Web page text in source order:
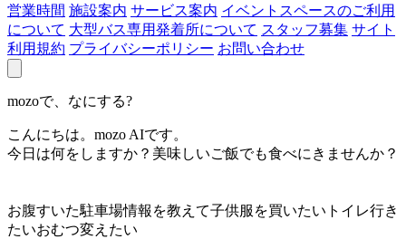
営業時間 施設案内 サービス案内 イベントスペースのご利用
について 大型バス専用発着所について スタッフ募集 サイト
利用規約 プライバシーポリシー お問い合わせ
mozoで、なにする?
こんにちは。mozo AIです。
今日は何をしますか？美味しいご飯でも食べにきませんか？
お腹すいた駐車場情報を教えて子供服を買いたい トイレ行き
たいおむつ変えたい